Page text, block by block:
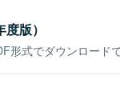
版）
形式でダウンロードで